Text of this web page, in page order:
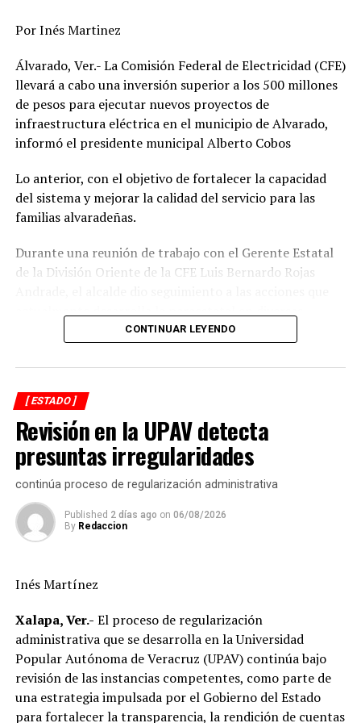
Veracruzanos en condiciones de hacinamiento
Municipios incumplen con cuidado datos personales
Por Inés Martinez
Álvarado, Ver.- La Comisión Federal de Electricidad (CFE)
llevará a cabo una inversión superior a los 500 millones
de pesos para ejecutar nuevos proyectos de
infraestructura eléctrica en el municipio de Alvarado,
informó el presidente municipal Alberto Cobos
Lo anterior, con el objetivo de fortalecer la capacidad
del sistema y mejorar la calidad del servicio para las
familias alvaradeñas.
Durante una reunión de trabajo con el Gerente Estatal
de la División Oriente de la CFE Luis Bernardo Rojas
comunidades, colonias y la zona centro de la
mantenimiento, modernización y fortalecimiento de la
red eléctrica.
En ese sentido, el representante de CFE informó que las
interrupciones programadas en el suministro de energía
registradas en los últimos días obedecen a maniobras
técnicas indispensables para la ejecución de estas obras,
las cuales permitirán brindar un servicio más eficiente,
confiable y de mayor calidad.
acuerdos alcanzados destaca la continuidad de los
trabajos de sustitución de postes, renovación de líneas
eléctricas y cambio de transformadores, acciones que
forman parte del programa de modernización de la
infraestructura eléctrica que impulsa la CFE en el
municipio.
Destacó que, en apenas siete meses, la inversión ejercida
CONTINUAR LEYENDO
[ ESTADO ]
Revisión en la UPAV detecta
presuntas irregularidades
continúa proceso de regularización administrativa
Published 2 días ago on 06/08/2026
By Redaccion
Inés Martínez
Xalapa, Ver.- El proceso de regularización
administrativa que se desarrolla en la Universidad
Popular Autónoma de Veracruz (UPAV) continúa bajo
revisión de las instancias competentes, como parte de
una estrategia impulsada por el Gobierno del Estado
para fortalecer la transparencia, la rendición de cuentas